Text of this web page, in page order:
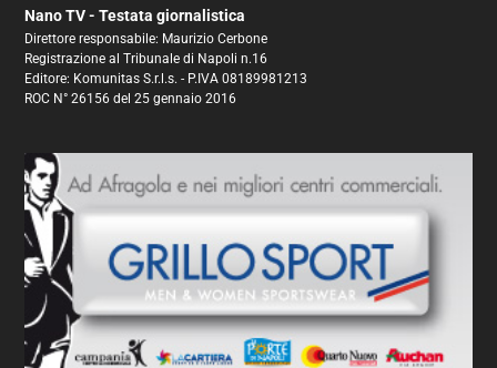
Nano TV - Testata giornalistica
Direttore responsabile: Maurizio Cerbone
Registrazione al Tribunale di Napoli n.16
Editore: Komunitas S.r.l.s. - P.IVA 08189981213
ROC N° 26156 del 25 gennaio 2016